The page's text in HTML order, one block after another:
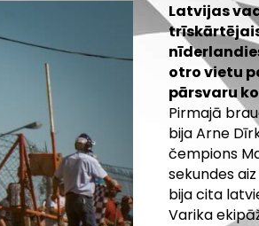
Latvijas
otro vietu
pārsvaru
Pirmajā
bija Arne
čempions
sekundes
bija cita
Varika